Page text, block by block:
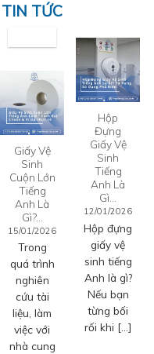
TIN TỨC
Giấy Vệ
Sinh
Cuộn Lớn
Tiếng
Anh Là
Gì?…
15/01/2026
Trong
quá trình
nghiên
cứu tài
liệu, làm
việc với
nhà cung
Hộp
Đựng
Giấy Vệ
Sinh
Tiếng
Anh Là
Gì…
12/01/2026
Hộp đựng
giấy vệ
sinh tiếng
Anh là gì?
Nếu bạn
từng bối
rối khi […]